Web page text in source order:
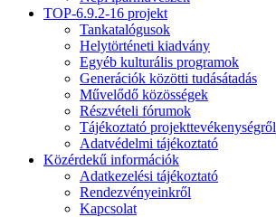
TOP-6.9.2-16 projekt
Tankatalógusok
Helytörténeti kiadvány
Egyéb kulturális programok
Generációk közötti tudásátadás
Művelődő közösségek
Részvételi fórumok
Tájékoztató projekttevékenységről
Adatvédelmi tájékoztató
Közérdekű információk
Adatkezelési tájékoztató
Rendezvényeinkről
Kapcsolat